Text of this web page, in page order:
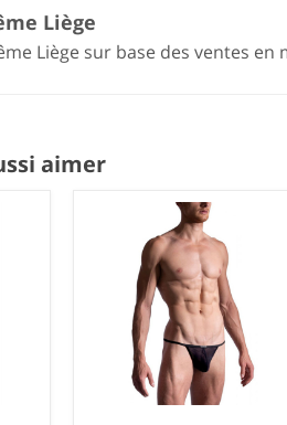
Liège
Liège sur base des ventes en
aimer